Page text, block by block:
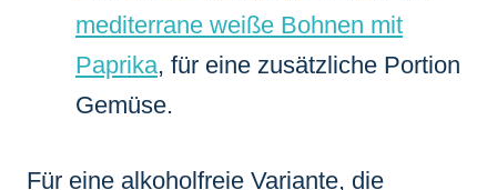
mediterrane weiße Bohnen mit
Paprika, für eine zusätzliche Portion
Gemüse.
Für eine alkoholfreie Variante, die